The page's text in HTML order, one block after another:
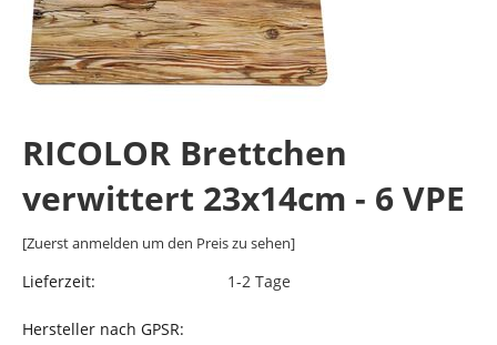
RICOLOR Brettchen
verwittert 23x14cm - 6 VPE
[Zuerst anmelden um den Preis zu sehen]
Lieferzeit: 1-2 Tage
Hersteller nach GPSR: